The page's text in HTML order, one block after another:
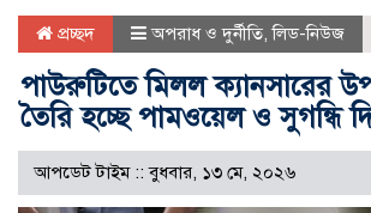
প্রচ্ছদ অপরাধ ও দুর্নীতি,লিড-নিউজ
পাউরুটিতে মিলল ক্যানসারের
তৈরি হচ্ছে পামওয়েল ও সুগন্ধি
আপডেট টাইম :: বুধবার, ১৩ মে, ২০২৬